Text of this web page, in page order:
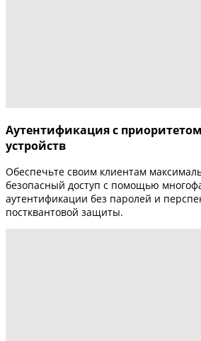
Аутентификация с
устройств
Обеспечьте своим клиентам
безопасный доступ с помощью
аутентификации без паролей и
постквантовой защиты.